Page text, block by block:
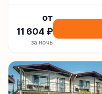
от
11 604 ₽
за ночь